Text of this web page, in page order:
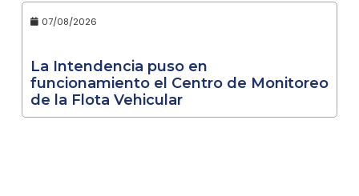
07/08/2026
La Intendencia puso en
funcionamiento el Centro de Monitoreo
de la Flota Vehicular